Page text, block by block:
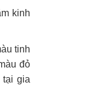
kinh
tinh
đỏ
tại gia